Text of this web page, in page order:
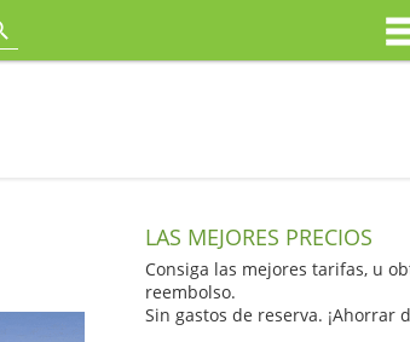
LAS MEJORES PRECIOS
Consiga las mejores tarifas, u
reembolso.
Sin gastos de reserva. ¡Ahorrar